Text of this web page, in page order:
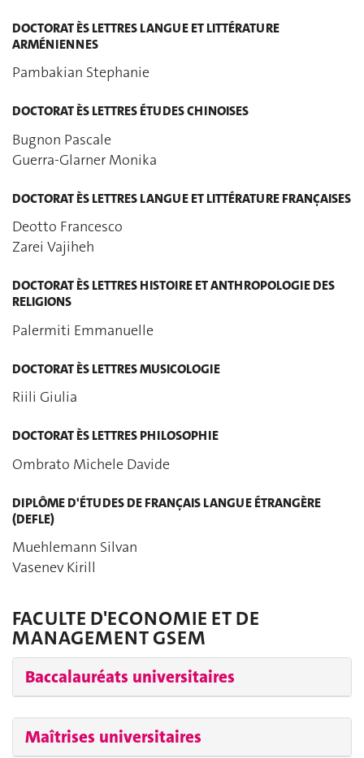
DOCTORAT ÈS LETTRES LANGUE ET LITTÉRATURE
ARMÉNIENNES
Pambakian Stephanie
DOCTORAT ÈS LETTRES ÉTUDES CHINOISES
Bugnon Pascale
Guerra-Glarner Monika
DOCTORAT ÈS LETTRES LANGUE ET LITTÉRATURE FRANÇAISES
Deotto Francesco
Zarei Vajiheh
DOCTORAT ÈS LETTRES HISTOIRE ET ANTHROPOLOGIE DES
RELIGIONS
Palermiti Emmanuelle
DOCTORAT ÈS LETTRES MUSICOLOGIE
Riili Giulia
DOCTORAT ÈS LETTRES PHILOSOPHIE
Ombrato Michele Davide
DIPLÔME D'ÉTUDES DE FRANÇAIS LANGUE ÉTRANGÈRE
(DEFLE)
Muehlemann Silvan
Vasenev Kirill
FACULTE D'ECONOMIE ET DE
MANAGEMENT GSEM
Baccalauréats universitaires
Maîtrises universitaires